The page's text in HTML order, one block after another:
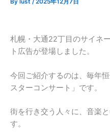
By lust /2025年12月7日
札幌・大通22丁目のサイネ
ト広告が登場しました。
今回ご紹介するのは、毎年
スターコンサート」です。
街を行き交う人々に、音楽
す。